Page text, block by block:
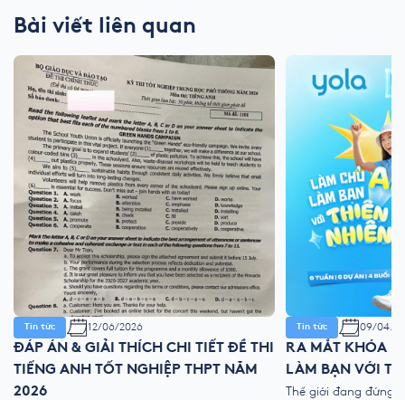
Bài viết liên quan
Tin tức 12/06/2026
ĐÁP ÁN & GIẢI THÍCH CHI TIẾT ĐỀ THI
TIẾNG ANH TỐT NGHIỆP THPT NĂM
2026
Tin tức 09/04/
RA MẮT KHÓA
LÀM BẠN VỚI
Thế giới đang đứng